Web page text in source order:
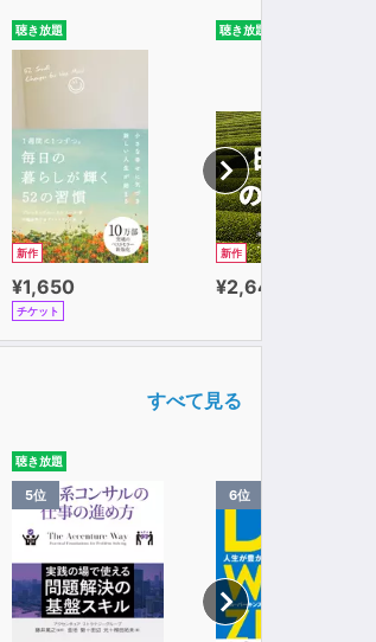
聴き放題
新作
¥1,650
チケット
聴き放題
新作
¥2,640
すべて見る
聴き放題
5位 6位